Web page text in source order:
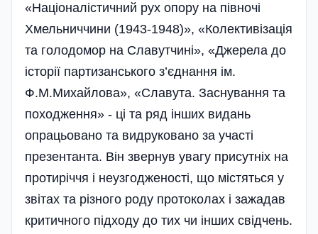
«Націоналістичний рух опору на півночі
Хмельниччини (1943-1948)», «Колективізація
та голо­домор на Славутчині», «Джерела до
історії партизанського з’єднання ім.
Ф.М.Михайлова», «Славута. Заснування та
походження» - ці та ряд інших видань
опрацьовано та видруковано за участі
презентанта. Він звернув увагу присутніх на
протиріччя і неузгодженості, що містяться у
звітах та різного роду протоколах і зажадав
критичного підходу до тих чи інших свідчень.